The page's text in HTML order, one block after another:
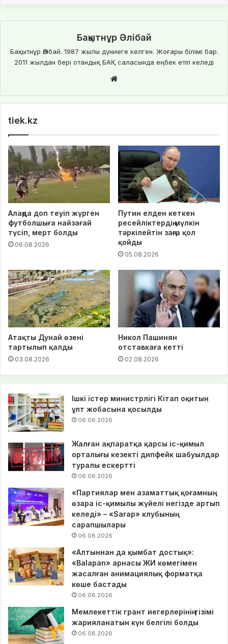
Бақытнұр Әлібай
Бақытнұр Әлібай. 1987 жылы дүниеге келген. Жоғары білімі бар.
2011 жылдан бері отандық БАҚ саласында еңбек етіп келеді
te
tiek.kz
Алаңда доп теуіп жүрген
футболшыға найзағай
түсіп, мерт болды
06.08.2026
Путин елден кеткен
ресейліктердің мүлкін
тәркілейтін заңға қол
қойды
05.08.2026
Атақты Дунай өзені
тартылып қалды
03.08.2026
Никол Пашинян
отставкаға кетті
02.08.2026
Ішкі істер министрлігі Кітап оқитын
ұлт жобасына қосылды
06.08.2026
Жалған ақпаратқа қарсы іс-қимыл
орталығы кезекті дипфейк шабуылдар
туралы ескертті
06.08.2026
«Партиялар мен азаматтық қоғамның
өзара іс-қимылы жүйелі негізде артып
келеді» – «Sarap» клубының
сарапшылары
06.08.2026
«Алтыннан да қымбат достық»:
«Balapan» арнасы ЖИ көмегімен
жасалған анимациялық форматқа
көше бастады
06.08.2026
Мемлекеттік грант иегерлерінің тізімі
жарияланатын күн белгілі болды
06.08.2026